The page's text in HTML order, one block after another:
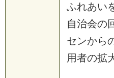
ふれあい
自治会の
センから
用者の拡